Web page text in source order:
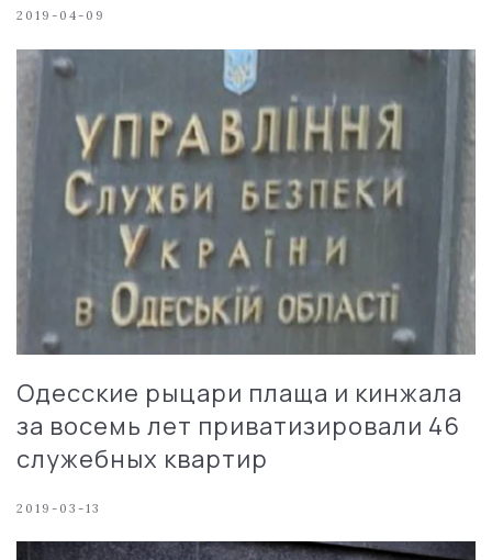
2019-04-09
Одесские рыцари плаща и кинжала
за восемь лет приватизировали 46
служебных квартир
2019-03-13